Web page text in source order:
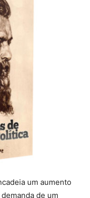
um aumento
de um